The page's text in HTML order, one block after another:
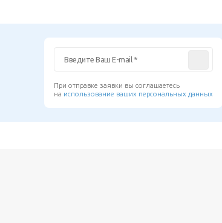
При отправке заявки вы соглашаетесь
на использование ваших персональных данных